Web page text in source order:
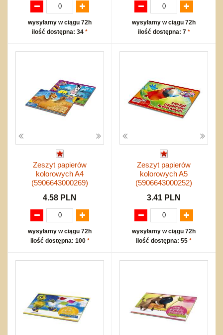
wysyłamy w ciągu 72h
ilość dostępna: 34 *
wysyłamy w ciągu 72h
ilość dostępna: 7 *
Zeszyt papierów
kolorowych A4
(5906643000269)
4.58 PLN
wysyłamy w ciągu 72h
ilość dostępna: 100 *
Zeszyt papierów
kolorowych A5
(5906643000252)
3.41 PLN
wysyłamy w ciągu 72h
ilość dostępna: 55 *